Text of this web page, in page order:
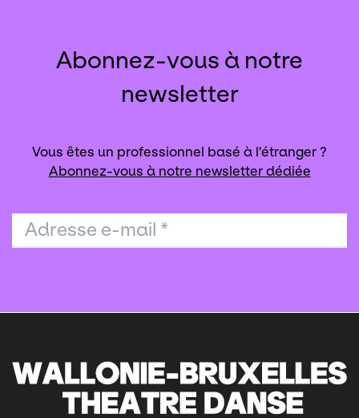
Abonnez-vous à notre
newsletter
Vous êtes un professionnel basé à l'étranger ?
Abonnez-vous à notre newsletter dédiée
Adresse e-mail *